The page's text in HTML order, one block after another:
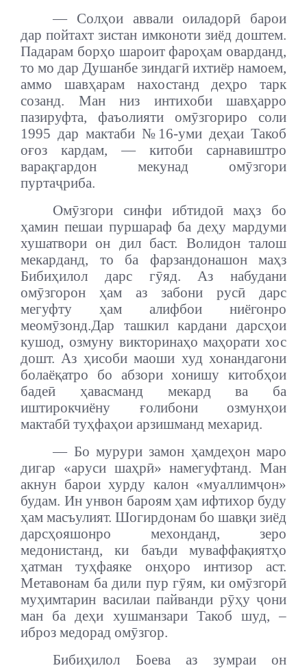
— Солҳои аввали оиладорӣ барои
дар пойтахт зистан имконоти зиёд доштем.
Падарам борҳо шароит фароҳам оварданд,
то мо дар Душанбе зиндагӣ ихтиёр намоем,
аммо шавҳарам нахостанд деҳро тарк
созанд. Ман низ интихоби шавҳарро
пазируфта, фаъолияти омӯзгориро соли
1995 дар мактаби №16-уми деҳаи Такоб
оғоз кардам, — китоби сарнавиштро
варақгардон мекунад омӯзгори
пуртаҷриба.
Омӯзгори синфи ибтидоӣ маҳз бо
ҳамин пешаи пуршараф ба деҳу мардуми
хушатвори он дил баст. Волидон талош
мекарданд, то ба фарзандонашон маҳз
Бибиҳилол дарс гӯяд. Аз набудани
омӯзгорон ҳам аз забони русӣ дарс
мегуфту ҳам алифбои ниёгонро
меомӯзонд.Дар ташкил кардани дарсҳои
кушод, озмуну викторинаҳо маҳорати хос
дошт. Аз ҳисоби маоши худ хонандагони
болаёқатро бо абзори хонишу китобҳои
бадеӣ ҳавасманд мекард ва ба
иштирокчиёну ғолибони озмунҳои
мактабӣ туҳфаҳои арзишманд мехарид.
— Бо мурури замон ҳамдеҳон маро
дигар «аруси шаҳрӣ» намегуфтанд. Ман
акнун барои хурду калон «муаллимҷон»
будам. Ин унвон бароям ҳам ифтихор буду
ҳам масъулият. Шогирдонам бо шавқи зиёд
дарсҳояшонро мехонданд, зеро
медонистанд, ки баъди муваффақиятҳо
ҳатман туҳфаяке онҳоро интизор аст.
Метавонам ба дили пур гӯям, ки омӯзгорӣ
муҳимтарин василаи пайванди рӯҳу ҷони
ман ба деҳи хушманзари Такоб шуд, –
иброз медорад омӯзгор.
Бибиҳилол Боева аз зумраи он